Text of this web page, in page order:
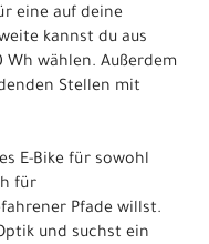
eine auf deine
kannst du aus
wählen. Außerdem
Stellen mit
E-Bike für sowohl
für
Pfade willst.
und suchst ein